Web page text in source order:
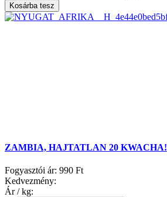
ZAMBIA, HAJTATLAN 20 KWACHA!
Fogyasztói ár: 990 Ft
Kedvezmény:
Ár / kg: